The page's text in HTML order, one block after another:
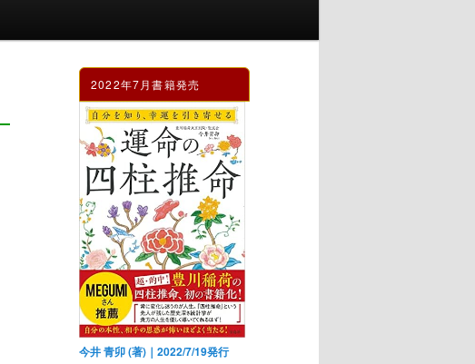
2022年7月書籍発売
今井 青卯 (著)｜2022/7/19発行